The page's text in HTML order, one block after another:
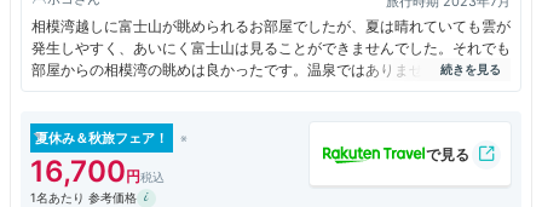
相模湾越しに富士山が眺められるお部屋でしたが、夏は晴れていても雲が
発生しやすく、あいにく富士山は見ることができませんでした。それでも
部屋からの相模湾の眺めは良かったです。温泉ではありませんが国の登録
有形文化財の指定を受けたローマ風呂は大変趣きがあり、入ってみる価値
ことが出来ます。
夏休み＆秋旅フェア！
16,700
1名あたり 参考価格